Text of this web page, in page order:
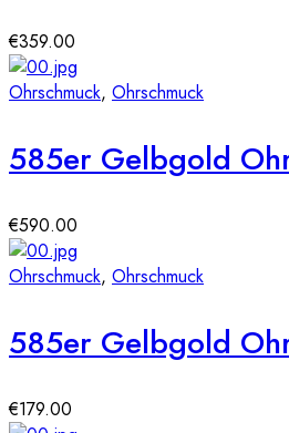
€359.00
Ohrschmuck, Ohrschmuck
€590.00
Ohrschmuck, Ohrschmuck
€179.00